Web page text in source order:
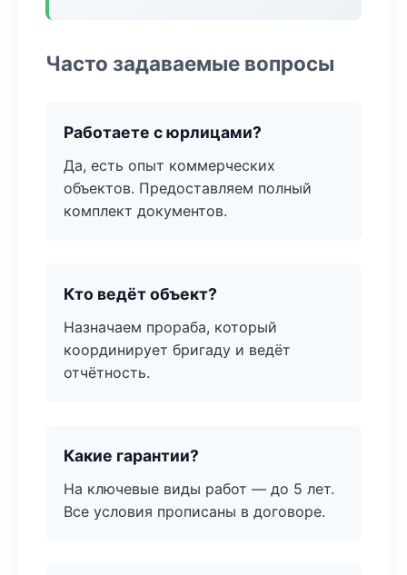
Часто задаваемые вопросы
Работаете с юрлицами?
Да, есть опыт коммерческих
объектов. Предоставляем полный
комплект документов.
Кто ведёт объект?
Назначаем прораба, который
координирует бригаду и ведёт
отчётность.
Какие гарантии?
На ключевые виды работ — до 5 лет.
Все условия прописаны в договоре.